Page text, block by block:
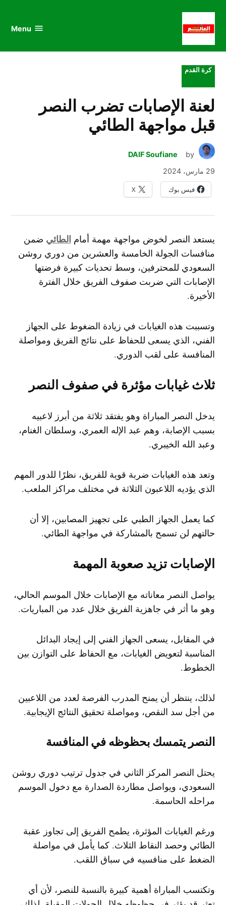
Menu
POSTED
كرة القدم
لعنة الإصابات تضرب النصر
قبل مواجهة الطائي
by
DAIF Soufiane
29 مارس، 2024
فيس بوك X
يستعد النصر لخوض مواجهة مهمة أمام الطائي ضمن
منافسات الجولة الخامسة والعشرين من دوري روشن
السعودي للمحترفين، وسط تحديات كبيرة فرضتها
الإصابات التي ضربت صفوف الفريق خلال الفترة
الأخيرة.
وتسببت هذه الغيابات في زيادة الضغوط على الجهاز
الفني، الذي يسعى للحفاظ على نتائج الفريق ومواصلة
المنافسة على لقب الدوري.
ثلاث غيابات مؤثرة في صفوف النصر
يدخل النصر المباراة وهو يفتقد ثلاثة من أبرز لاعبيه
بسبب الإصابة، وهم عبد الإله العمري، وسلطان الغنام،
وعبد الله الخيبري.
وتعد هذه الغيابات ضربة قوية للفريق، نظرًا للدور المهم
الذي يؤديه اللاعبون الثلاثة في مختلف مراكز الملعب.
كما يعمل الجهاز الطبي على تجهيز المصابين، إلا أن
حالتهم لن تسمح بالمشاركة في مواجهة الطائي.
الإصابات تزيد صعوبة المهمة
يواصل النصر معاناته مع الإصابات خلال الموسم الحالي،
وهو ما أثر في جاهزية الفريق خلال عدد من المباريات.
في المقابل، يسعى الجهاز الفني إلى إيجاد البدائل
المناسبة لتعويض الغيابات، مع الحفاظ على التوازن بين
الخطوط.
لذلك، ينتظر أن يمنح المدرب الفرصة لعدد من اللاعبين
من أجل سد النقص، ومواصلة تحقيق النتائج الإيجابية.
النصر يتمسك بحظوظه في المنافسة
يحتل النصر المركز الثاني في جدول ترتيب دوري روشن
السعودي، ويواصل مطاردة الصدارة مع دخول الموسم
مراحله الحاسمة.
ورغم الغيابات المؤثرة، يطمح الفريق إلى تجاوز عقبة
الطائي وحصد النقاط الثلاث. كما يأمل في مواصلة
الضغط على منافسيه في سباق اللقب.
وتكتسب المباراة أهمية كبيرة بالنسبة للنصر، لأن أي